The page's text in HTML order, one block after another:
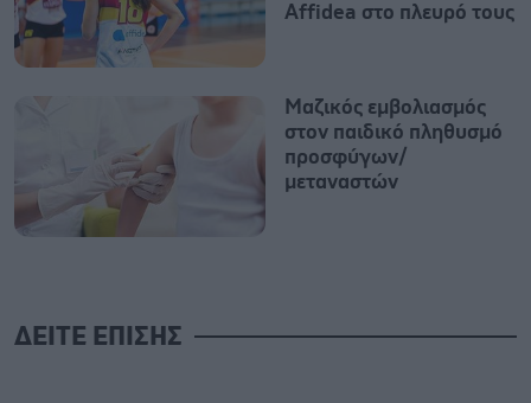
Affidea στο πλευρό τους
Μαζικός εμβολιασμός
στον παιδικό πληθυσμό
προσφύγων/
μεταναστών
ΔΕΙΤΕ ΕΠΙΣΗΣ